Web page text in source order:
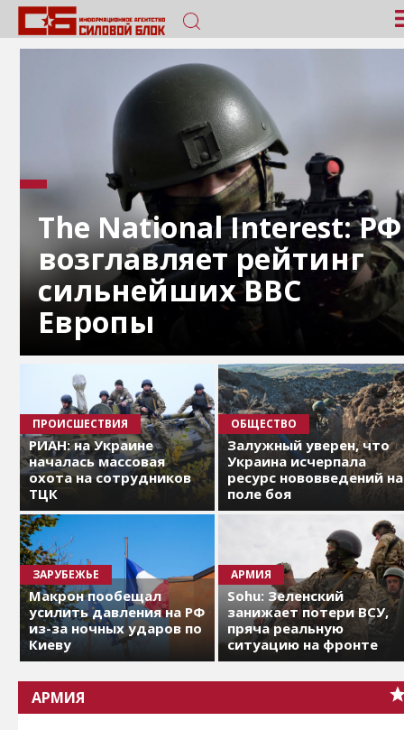
The National Interest: РФ
возглавляет рейтинг
сильнейших ВВС
Европы
ПРОИСШЕСТВИЯ
РИАН: на Украине
началась массовая
охота на сотрудников
ТЦК
ОБЩЕСТВО
Залужный уверен, что
Украина исчерпала
ресурс нововведений на
поле боя
ЗАРУБЕЖЬЕ
Макрон пообещал
усилить давления на РФ
из-за ночных ударов по
Киеву
АРМИЯ
Sohu: Зеленский
занижает потери ВСУ,
пряча реальную
ситуацию на фронте
АРМИЯ